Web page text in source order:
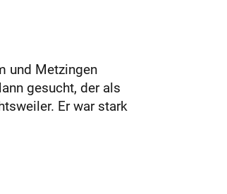
und Metzingen
gesucht, der als
Er war stark